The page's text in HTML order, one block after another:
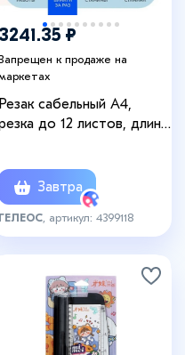
3241.35 ₽
к продаже на
Резак сабельный A4,
до 12 листов, длина
РС A4, резка до-12
Завтра
ГЕЛЕОС , артикул: 4399118